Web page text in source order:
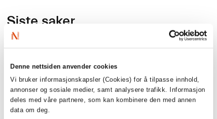
Denne nettsiden anvender cookies
Vi bruker informasjonskapsler (Cookies) for å tilpasse innhold,
annonser og sosiale medier, samt analysere trafikk. Informasjon
deles med våre partnere, som kan kombinere den med annen
data om deg.
Siste saker